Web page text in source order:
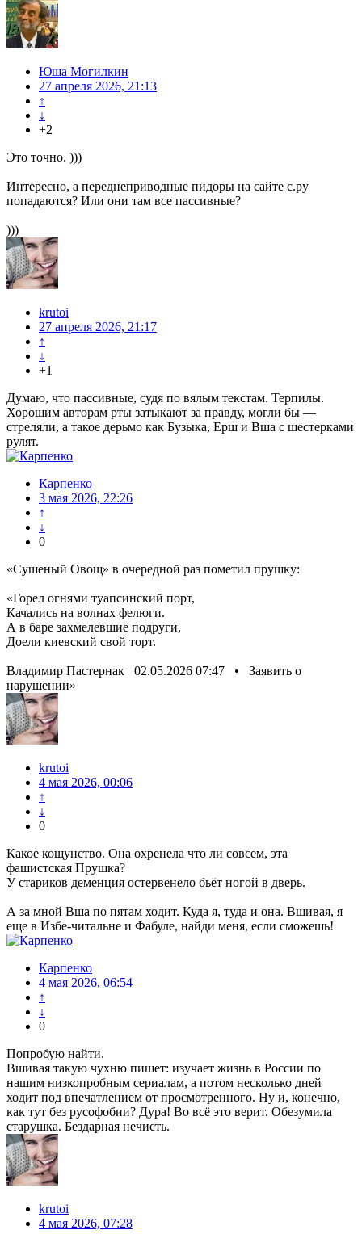
Юша Могилкин
27 апреля 2026, 21:13
↑
↓
+2
Это точно. )))
Интересно, а переднеприводные пидоры на сайте с.ру
попадаются? Или они там все пассивные?
)))
krutoi
27 апреля 2026, 21:17
↑
↓
+1
Думаю, что пассивные, судя по вялым текстам. Терпилы.
Хорошим авторам рты затыкают за правду, могли бы —
стреляли, а такое дерьмо как Бузыка, Ерш и Вша с шестерками
рулят.
Карпенко
3 мая 2026, 22:26
↑
↓
0
«Сушеный Овощ» в очередной раз пометил прушку:
«Горел огнями туапсинский порт,
Качались на волнах фелюги.
А в баре захмелевшие подруги,
Доели киевский свой торт.
Владимир Пастернак 02.05.2026 07:47 • Заявить о
нарушении»
krutoi
4 мая 2026, 00:06
↑
↓
0
Какое кощунство. Она охренела что ли совсем, эта
фашистская Прушка?
У стариков деменция остервенело бьёт ногой в дверь.
А за мной Вша по пятам ходит. Куда я, туда и она. Вшивая, я
еще в Избе-читальне и Фабуле, найди меня, если сможешь!
Карпенко
4 мая 2026, 06:54
↑
↓
0
Попробую найти.
Вшивая такую чухню пишет: изучает жизнь в России по
нашим низкопробным сериалам, а потом несколько дней
ходит под впечатлением от просмотренного. Ну и, конечно,
как тут без русофобии? Дура! Во всё это верит. Обезумила
старушка. Бездарная нечисть.
krutoi
4 мая 2026, 07:28